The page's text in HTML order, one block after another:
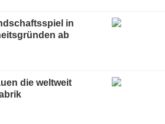
in
ab
die weltweit